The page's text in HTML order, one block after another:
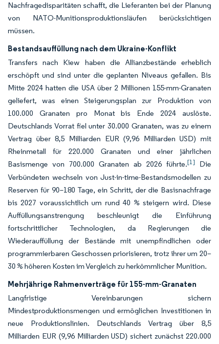
Nachfragedisparitäten schafft, die Lieferanten bei der Planung
von NATO-Munitionsproduktionsläufen berücksichtigen
müssen.
Bestandsauffüllung nach dem Ukraine-Konflikt
Transfers nach Kiew haben die Allianzbestände erheblich
erschöpft und sind unter die geplanten Niveaus gefallen. Bis
Mitte 2024 hatten die USA über 2 Millionen 155-mm-Granaten
geliefert, was einen Steigerungsplan zur Produktion von
100.000 Granaten pro Monat bis Ende 2024 auslöste.
Deutschlands Vorrat fiel unter 30.000 Granaten, was zu einem
Vertrag über 8,5 Milliarden EUR (9,96 Milliarden USD) mit
Rheinmetall für 220.000 Granaten und einer jährlichen
Basismenge von 700.000 Granaten ab 2026 führte.[1]
Die
Verbündeten wechseln von Just-in-time-Bestandsmodellen zu
Reserven für 90–180 Tage, ein Schritt, der die Basisnachfrage
bis 2027 voraussichtlich um rund 40 % steigern wird. Diese
Auffüllungsanstrengung beschleunigt die Einführung
fortschrittlicher Technologien, da Regierungen die
Wiederauffüllung der Bestände mit unempfindlichen oder
programmierbaren Geschossen priorisieren, trotz ihrer um 20–
30 % höheren Kosten im Vergleich zu herkömmlicher Munition.
Mehrjährige Rahmenverträge für 155-mm-Granaten
Langfristige Vereinbarungen sichern
Mindestproduktionsmengen und ermöglichen Investitionen in
neue Produktionslinien. Deutschlands Vertrag über 8,5
Milliarden EUR (9,96 Milliarden USD) sichert zunächst 220.000